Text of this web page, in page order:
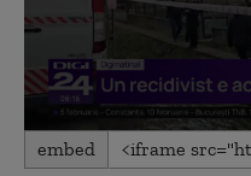
0
seconds
embed